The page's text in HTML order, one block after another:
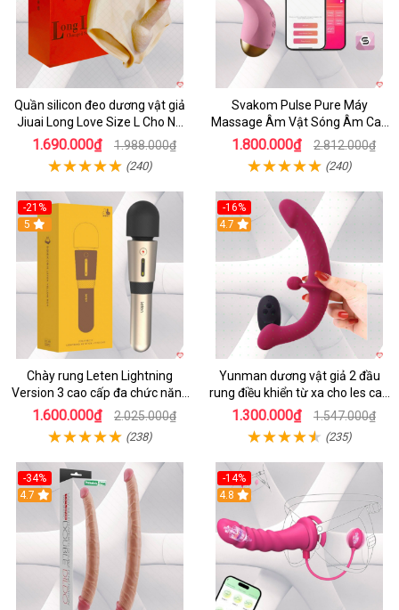
Quần silicon đeo dương vật giả
Jiuai Long Love Size L Cho Nữ
Đồng Tính
1.690.000₫ 1.988.000₫
(240)
Svakom Pulse Pure Máy
Massage Âm Vật Sóng Âm Cao
Cấp Điều Khiển App Đỉnh
1.800.000₫ 2.812.000₫
(240)
-21%
5
Chày rung Leten Lightning
Version 3 cao cấp đa chức năng
kích thích
1.600.000₫ 2.025.000₫
(238)
-16%
4.7
Yunman dương vật giả 2 đầu
rung điều khiển từ xa cho les cao
cấp
1.300.000₫ 1.547.000₫
(235)
-34%
4.7
-14%
4.8